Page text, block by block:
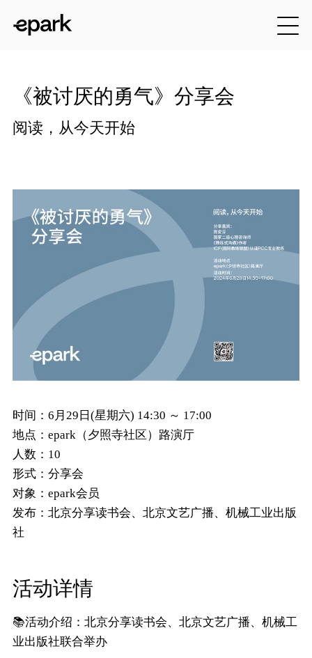
《被讨厌的勇气》分享会
阅读，从今天开始
时间： 6月29日(星期六) 14:30 ～ 17:00
地点： epark（夕照寺社区）路演厅
人数： 10
形式： 分享会
对象： epark会员
发布： 北京分享读书会、北京文艺广播、机械工业出版
社
活动详情
📚活动介绍：北京分享读书会、北京文艺广播、机械工
业出版社联合举办